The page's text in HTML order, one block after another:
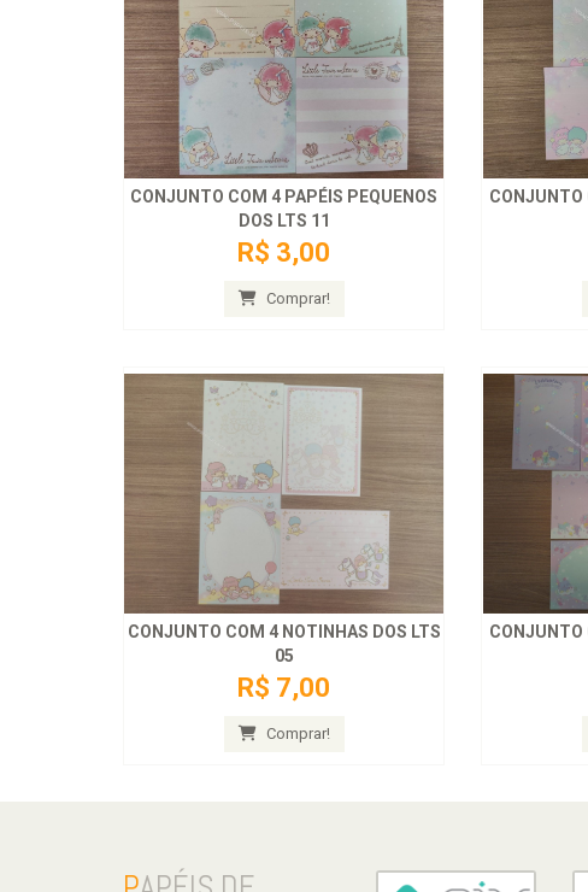
CONJUNTO COM 4 PAPÉIS PEQUENOS
DOS LTS 11
R$ 3,00
Comprar!
CONJUNTO
CONJUNTO COM 4 NOTINHAS DOS LTS
05
R$ 7,00
Comprar!
CONJUNTO